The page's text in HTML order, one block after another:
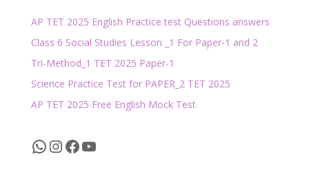
AP TET 2025 English Practice test Questions answers
Class 6 Social Studies Lesson _1 For Paper-1 and 2
Tri-Method_1 TET 2025 Paper-1
Science Practice Test for PAPER_2 TET 2025
AP TET 2025 Free English Mock Test
WhatsApp
Instagram
Facebook
YouTube